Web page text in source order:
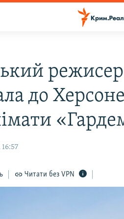
до
Читати без VPN